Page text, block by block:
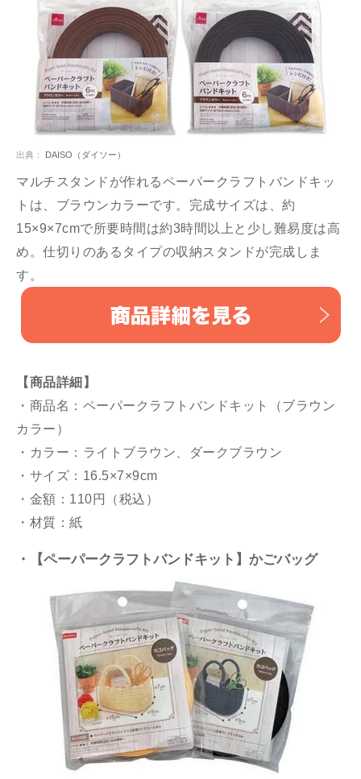
出典： DAISO（ダイソー）
マルチスタンドが作れるペーパークラフトバンドキッ
トは、ブラウンカラーです。完成サイズは、約
15×9×7cmで所要時間は約3時間以上と少し難易度は高
め。仕切りのあるタイプの収納スタンドが完成しま
す。
【商品詳細】
・商品名：ペーパークラフトバンドキット（ブラウン
カラー）
・カラー：ライトブラウン、ダークブラウン
・サイズ：16.5×7×9cm
・金額：110円（税込）
・材質：紙
・【ペーパークラフトバンドキット】かごバッグ